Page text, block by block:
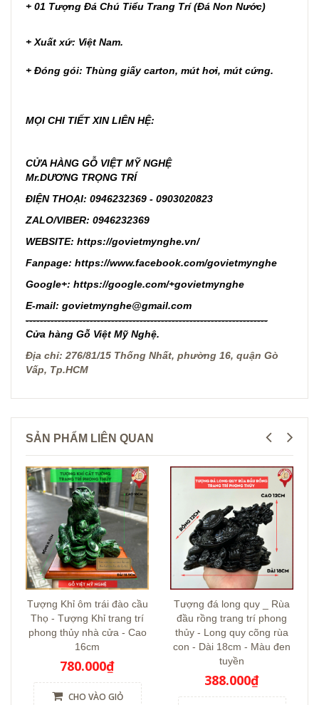
+ 01 Tượng Đá Chú Tiểu Trang Trí (Đá Non Nước)
+ Xuất xứ: Việt Nam.
+ Đóng gói: Thùng giấy carton, mút hơi, mút cứng.
MỌI CHI TIẾT XIN LIÊN HỆ:
CỬA HÀNG GỖ VIỆT MỸ NGHỆ
Mr.DƯƠNG TRỌNG TRÍ
ĐIỆN THOẠI: 0946232369 - 0903020823
ZALO/VIBER: 0946232369
WEBSITE: https://govietmynghe.vn/
Fanpage: https://www.facebook.com/govietmynghe
Google+: https://google.com/+govietmynghe
E-mail: govietmynghe@gmail.com
--------------------------------------------------------------------
Cửa hàng Gỗ Việt Mỹ Nghệ.
Địa chỉ: 276/81/15 Thống Nhất, phường 16, quận Gò
Vấp, Tp.HCM
SẢN PHẨM LIÊN QUAN
Tượng Khỉ ôm trái đào cầu
Thọ - Tượng Khỉ trang trí
phong thủy nhà cửa - Cao
16cm
780.000₫
CHO VÀO GIỎ
Tượng đá long quy _ Rùa
đầu rồng trang trí phong
thủy - Long quy cõng rùa
con - Dài 18cm - Màu đen
tuyền
388.000₫